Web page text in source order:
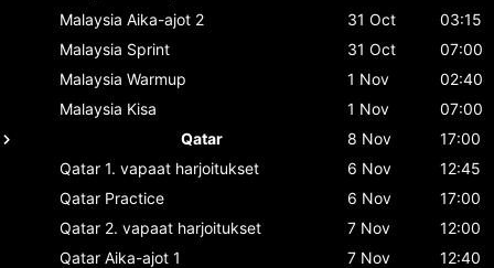
Malaysia Aika-ajot 2 31 Oct
03:15
Malaysia Sprint 31 Oct
07:00
Malaysia Warmup 1 Nov
02:40
Malaysia Kisa 1 Nov
07:00
Qatar
8 Nov
17:00
Qatar 1. vapaat harjoitukset 6 Nov
12:45
Qatar Practice 6 Nov
17:00
Qatar 2. vapaat harjoitukset 7 Nov
12:00
Qatar Aika-ajot 1 7 Nov
12:40